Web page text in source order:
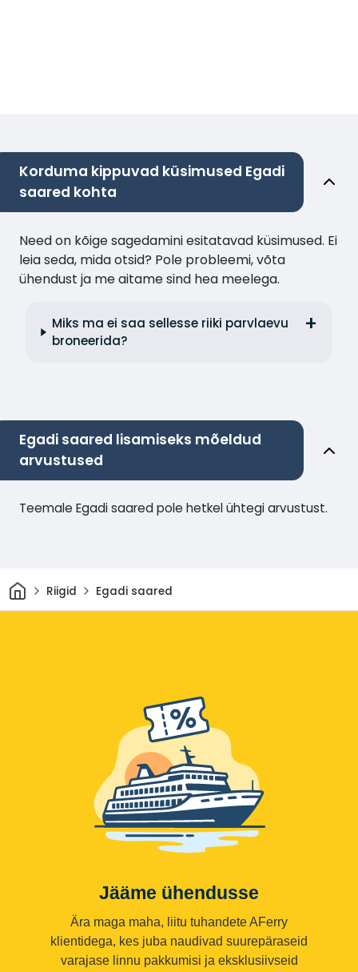
Korduma kippuvad küsimused Egadi
saared kohta
Need on kõige sagedamini esitatavad küsimused. Ei
leia seda, mida otsid? Pole probleemi, võta
ühendust ja me aitame sind hea meelega.
Miks ma ei saa sellesse riiki parvlaevu
broneerida?
Egadi saared lisamiseks mõeldud
arvustused
Teemale Egadi saared pole hetkel ühtegi arvustust.
Avaleht
Riigid Egadi saared
Jääme ühendusse
Ära maga maha, liitu tuhandete AFerry
klientidega, kes juba naudivad suurepäraseid
varajase linnu pakkumisi ja eksklusiivseid